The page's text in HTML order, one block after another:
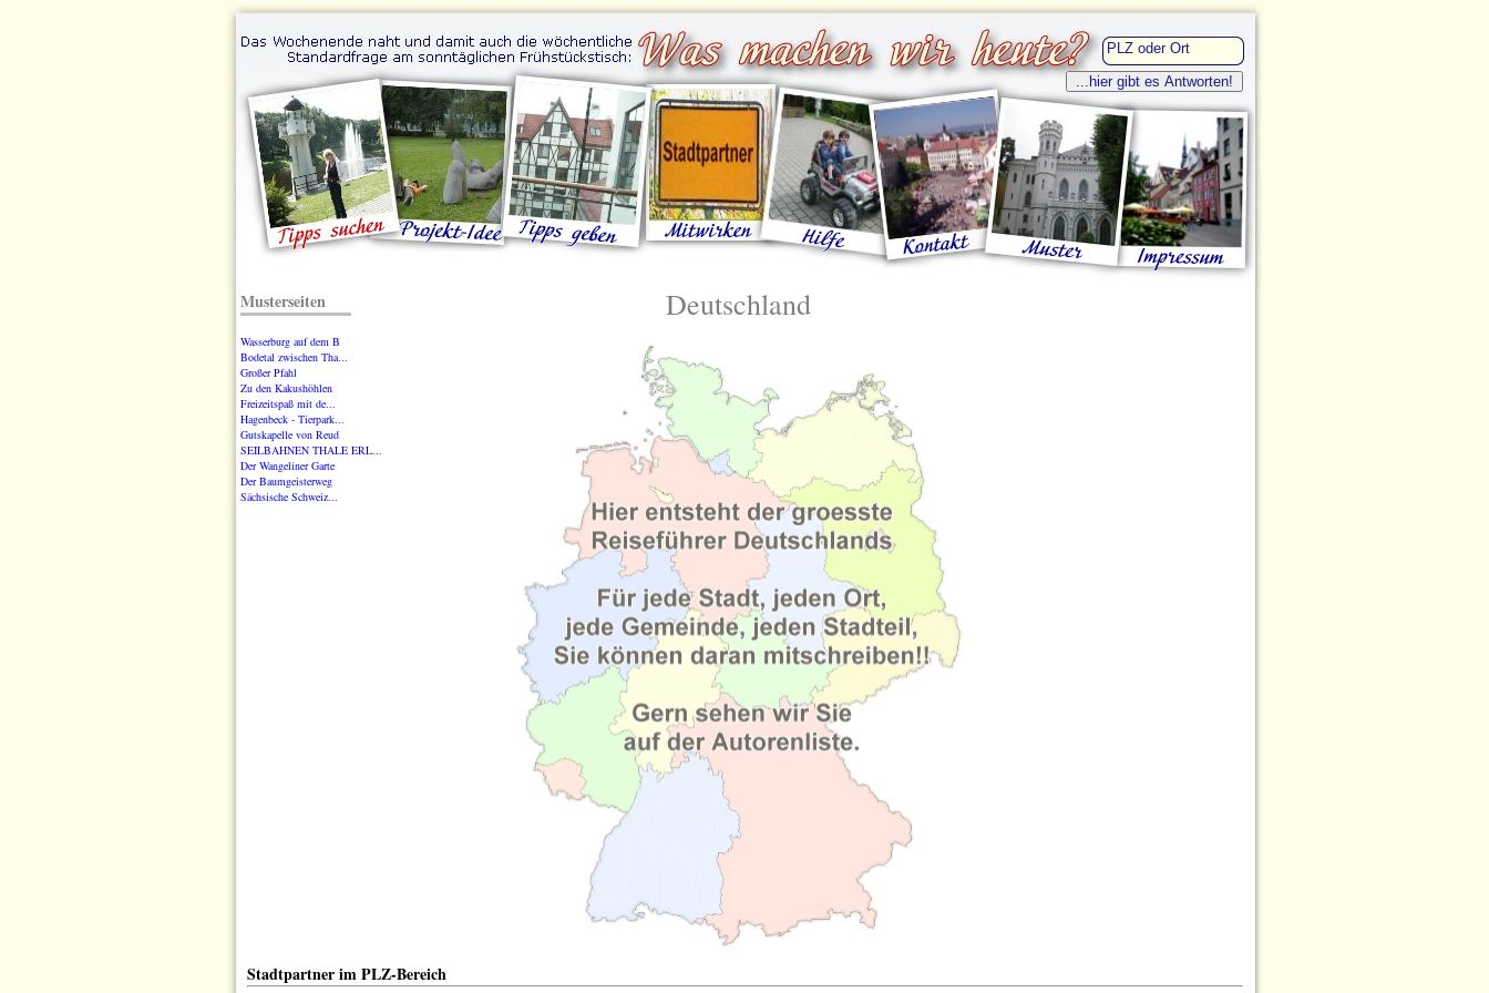
Musterseiten
Wasserburg auf dem B
Bodetal zwischen Tha...
Großer Pfahl
Zu den Kakushöhlen
Freizeitspaß mit de...
Hagenbeck - Tierpark...
Gutskapelle von Reud
SEILBAHNEN THALE ERL...
Der Wangeliner Garte
Der Baumgeisterweg
Sächsische Schweiz...
Deutschland
Stadtpartner im PLZ-Bereich